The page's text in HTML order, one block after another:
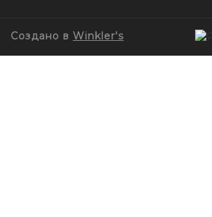
Создано в Winkler's